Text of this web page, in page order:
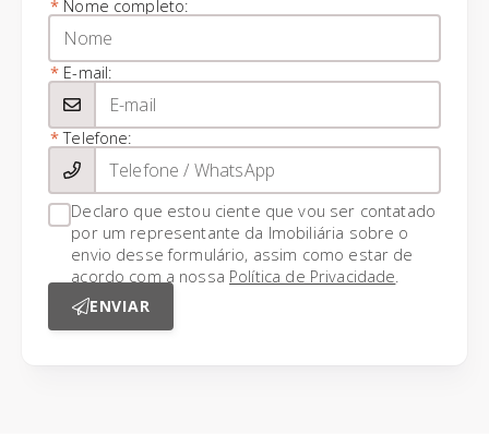
* Nome completo:
* E-mail:
*Telefone:
Declaro que estou ciente que vou ser contatado
por um representante da Imobiliária sobre o
envio desse formulário, assim como estar de
acordo com a nossa Política de Privacidade.
ENVIAR